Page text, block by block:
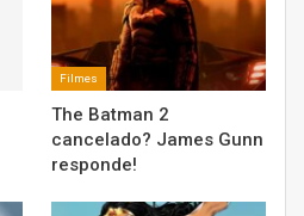
Filmes
The Batman 2
cancelado? James Gunn
responde!